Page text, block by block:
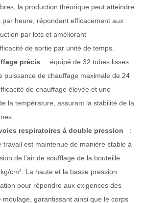
la production théorique peut atteindre
par heure, répondant efficacement aux
par lots et améliorant
de sortie par unité de temps.
précis
: équipé de 32 tubes lisses
puissance de chauffage maximale de 24
de chauffage élevée et une
la température, assurant la stabilité de la
respiratoires à double pression
:
travail est maintenue de manière stable à
de l'air de soufflage de la bouteille
cm². La haute et la basse pression
pour répondre aux exigences des
moulage, garantissant ainsi que le corps